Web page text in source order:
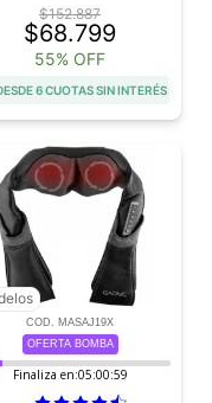
$152.887
$68.799
55% OFF
6 CUOTAS SIN INTERÉS
COD. MASAJ19X
OFERTA BOMBA
Finaliza en:05:00:58